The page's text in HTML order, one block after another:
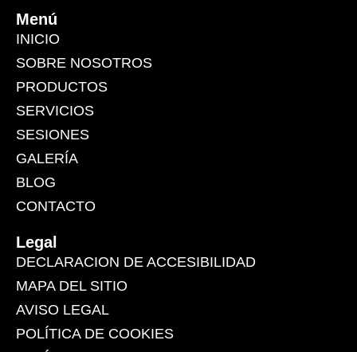
Menú
INICIO
SOBRE NOSOTROS
PRODUCTOS
SERVICIOS
SESIONES
GALERÍA
BLOG
CONTACTO
Legal
DECLARACION DE ACCESIBILIDAD
MAPA DEL SITIO
AVISO LEGAL
POLÍTICA DE COOKIES